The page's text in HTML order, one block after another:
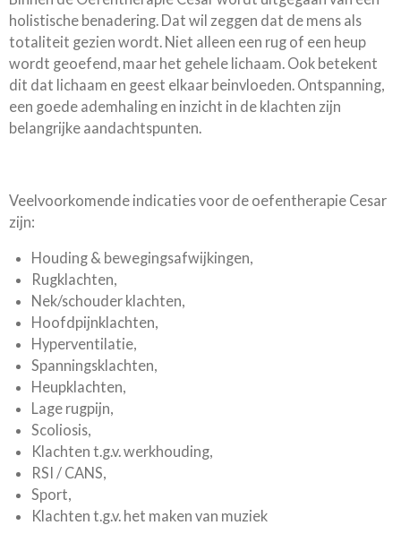
holistische benadering. Dat wil zeggen dat de mens als
totaliteit gezien wordt. Niet alleen een rug of een heup
wordt geoefend, maar het gehele lichaam. Ook betekent
dit dat lichaam en geest elkaar beinvloeden. Ontspanning,
een goede ademhaling en inzicht in de klachten zijn
belangrijke aandachtspunten.
Veelvoorkomende indicaties voor de oefentherapie Cesar
zijn:
Houding & bewegingsafwijkingen,
Rugklachten,
Nek/schouder klachten,
Hoofdpijnklachten,
Hyperventilatie,
Spanningsklachten,
Heupklachten,
Lage rugpijn,
Scoliosis,
Klachten t.g.v. werkhouding,
RSI / CANS,
Sport,
Klachten t.g.v. het maken van muziek